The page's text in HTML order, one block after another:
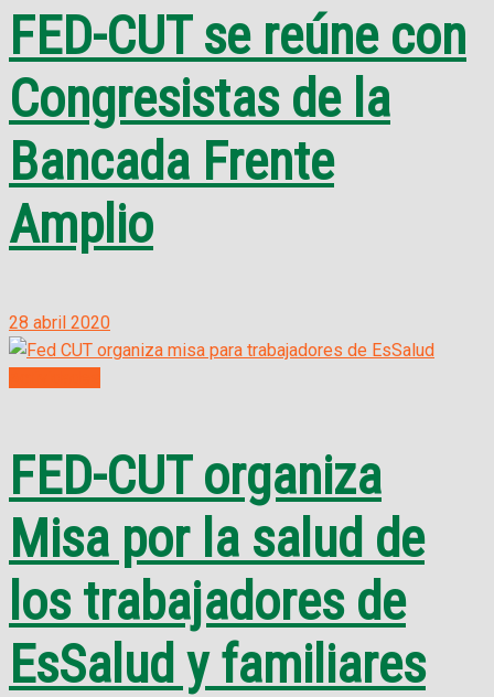
FED-CUT se reúne con
Congresistas de la
Bancada Frente
Amplio
28 abril 2020
FED-CUT organiza
Misa por la salud de
los trabajadores de
EsSalud y familiares